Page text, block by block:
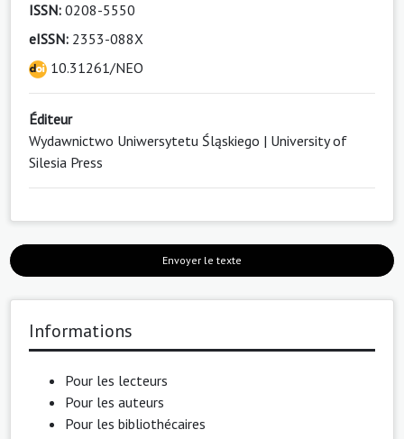
ISSN: 0208-5550
eISSN: 2353-088X
10.31261/NEO
Éditeur
Wydawnictwo Uniwersytetu Śląskiego | University of
Silesia Press
Envoyer le texte
Informations
Pour les lecteurs
Pour les auteurs
Pour les bibliothécaires